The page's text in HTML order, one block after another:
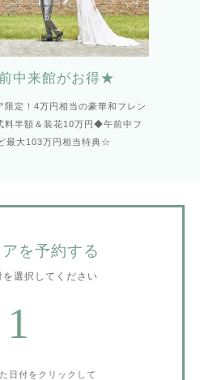
中来館がお得★
限定！4万円相当の豪華和フレン
料半額＆装花10万円◆午前中フ
最大103万円相当特典☆
を予約する
を選択してください
1
日付をクリックして